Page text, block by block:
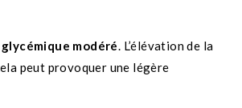
modéré. L’élévation de la
peut provoquer une légère